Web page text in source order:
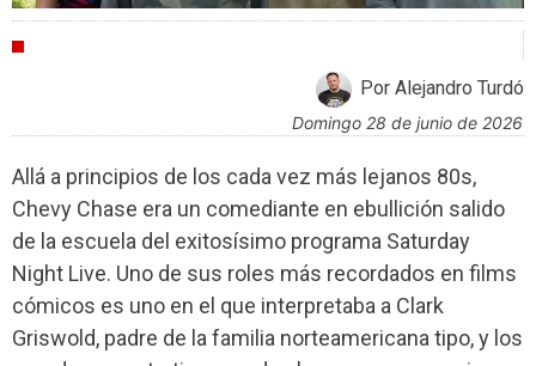
Por Alejandro Turdó
domingo 28 de junio de 2026
Allá a principios de los cada vez más lejanos 80s,
Chevy Chase era un comediante en ebullición salido
de la escuela del exitosísimo programa Saturday
Night Live. Uno de sus roles más recordados en films
cómicos es uno en el que interpretaba a Clark
Griswold, padre de la familia norteamericana tipo, y los